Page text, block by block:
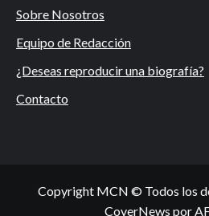
Sobre Nosotros
Equipo de Redacción
¿Deseas reproducir una biografía?
Contacto
Copyright MCN © Todos los
CoverNews por